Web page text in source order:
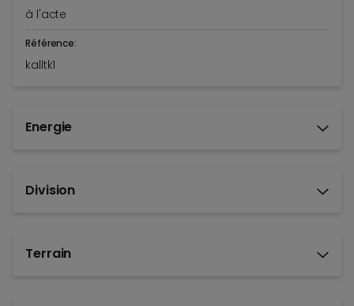
à l'acte
Référence:
kalltk1
Energie
Division
Terrain